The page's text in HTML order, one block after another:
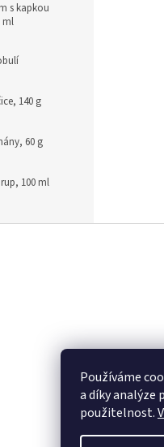
Používáme
a díky analýze
použitelnost.
s kapkou
ml
140 g
60 g
100 ml